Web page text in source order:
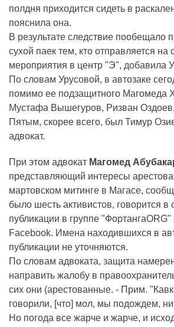
полдня приходится сидеть в
пояснила она.
В результате следствие пообещало
сухой паек тем, кто отправляется на
мероприятия в центр "Э", добавила
По словам Урусовой, в автозаке
помимо ее подзащитного Магомеда
Мустафа Вышегуров, Ризван
Пятым, скорее всего, был Тимур
адвокат.
При этом адвокат Магомед
представляющий интересы
мартовском митинге в Магасе,
было шесть активистов, говорится в
публикации в группе "ФортангаORG"
Facebook. Имена находившихся в
публикации не уточняются.
По словам адвоката, защита
направить жалобу в
сих они (арестованные. - Прим.
говорили, [что] мол, мы подождем,
Но погода все жарче и жарче, и